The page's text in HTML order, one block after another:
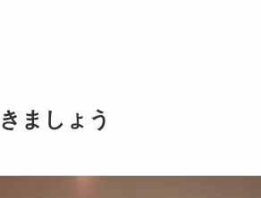
ましょう